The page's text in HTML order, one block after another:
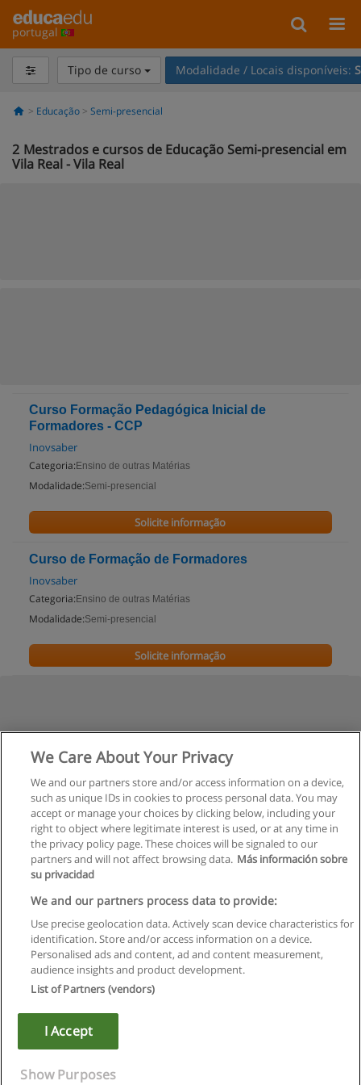
portugal
Tipo de curso Modalidade / Locais disponíveis:
Educação Semi-presencial
2 Mestrados e cursos de Educação Semi-presencial em
Vila Real - Vila Real
Curso Formação Pedagógica Inicial de
Formadores - CCP
Inovsaber
Categoria: Ensino de outras Matérias
Modalidade:Semi-presencial
Solicite informação
Curso de Formação de Formadores
Inovsaber
Categoria: Ensino de outras Matérias
Modalidade:Semi-presencial
Solicite informação
Regras de uso
Privacidade de dados
Copyright © Educaedu Business S.L. - CIF : B-95610580: -
We Care About Your Privacy
We and our partners store and/or access information on a device,
such as unique IDs in cookies to process personal data. You may
accept or manage your choices by clicking below, including your
right to object where legitimate interest is used, or at any time in
the privacy policy page. These choices will be signaled to our
partners and will not affect browsing data. Más información sobre
su privacidad
We and our partners process data to provide:
Use precise geolocation data. Actively scan device characteristics for
identification. Store and/or access information on a device.
Personalised ads and content, ad and content measurement,
audience insights and product development.
List of Partners (vendors)
I Accept
Show Purposes